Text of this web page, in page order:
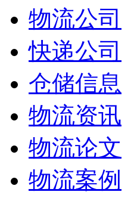
物流公司
快递公司
仓储信息
物流资讯
物流论文
物流案例